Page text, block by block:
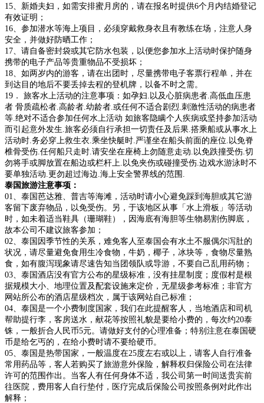
15、新婚夫妇，如需安排蜜月房的，请在报名时提供6个月内结婚登记
有效证明；
16、参加潜水等海上项目，必须穿戴救身衣且有教练在场，注意人身
安全，并做好防晒工作；
17、请自备密封袋或其它防水包装，以便您参加水上活动时保护随身
携带的电子产品等贵重物品不受损坏；
18、如两岁内的游客，请在出团时，尽量携带电子客票行程单，并在
到达目的地后不要丢掉去程的登机牌，以备不时之需。
19． 旅客水上活动的注意事项：如孕妇.以及心脏病患者.高低血压患
者 骨质疏松者.高龄者.幼龄者.或任何不适合剧烈.刺激性活动的病患者
等.绝对不适合参加任何水上活动 如旅客隐瞒个人疾病或坚持参加活动
而引起意外发生.旅客必须自行承担一切责任及后果.搭乘船或从事水上
活动时.务必穿上救生衣.乘坐快艇时.严谨坐在船头前面的座位.以免脊
椎骨受伤.任何船只走时.请安坐在座椅上勿随意走动.以免跌撞受伤.切
勿将手或脚放置在船边或栏杆上.以免夹伤或碰撞受伤.边戏水游泳时不
要单独活动.更勿超过海边.海上安全警界线的范围.
泰国旅游注意事项：
01、泰国芭达雅、普吉等海滩，活动时请小心避免踩到海胆或其它游
客留下废弃物品，以免受伤。另，于该地区从事「水上滑板」等活动
时，如未着适当鞋具（珊瑚鞋），因海底有海胆等生物易割伤脚底，
故本公司不建议旅客参加；
02、泰国因季节性的关系，难免客人至泰国会有水土不服偶尔泻肚的
状况，请尽量避免食用生冷食物，牛奶，椰子，冰块等，食物尽量熟
食，如有腹泻现象请尽速告知当团领队或导游，不要自己乱用药物；
03、泰国酒店没有官方公布的星级标准，没有挂星制度；度假村是根
据规模大小、地理位置及配套设施来定价，无星级参考标准；非官方
网站所公布的酒店星级档次，属于该网站自己标准；
04、泰国是一个小费制度国家，我们在此提醒客人，当地酒店和司机
帮助提行李，客房送水，献花等按照礼貌是要给小费的，每次约20泰
铢，一般折合人民币5元。请做好支付的心理准备；特别注意在泰国硬
币是给乞丐的，在给小费时请不要给硬币。
05、泰国是热带国家，一般温度在25度左右或以上，请客人自行准备
常用药品等，客人若购买了旅游意外保险，解释权归保险公司在法律
许可的范围作出。当客人有任何身体不适，我公司第一时间送贵宾前
往医院，费用客人自行垫付，医疗完成后保险公司按照条例对此作出
解释；